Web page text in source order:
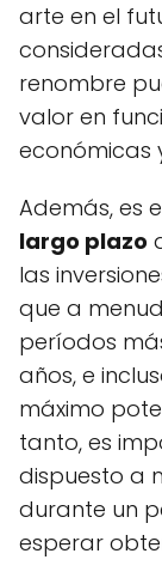
arte en el
renombre
valor en
económicas
Además, es
largo plazo
las
que a
períodos
años, e
máximo
tanto, es
dispuesto a
durante un
esperar